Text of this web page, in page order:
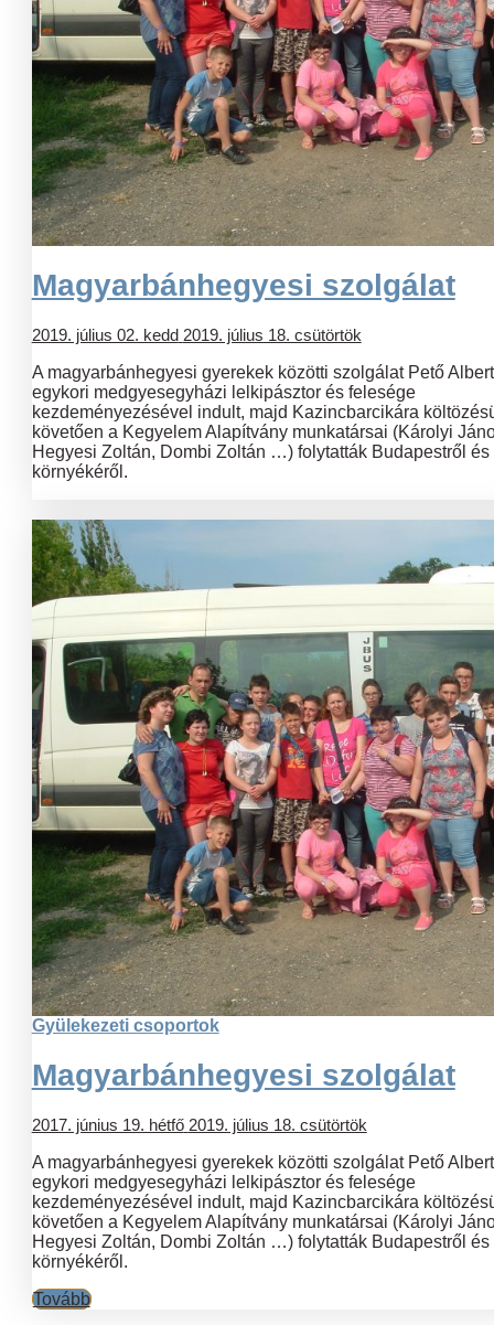
Magyarbánhegyesi szolgálat
2019. július 02. kedd 2019. július 18. csütörtök
A magyarbánhegyesi gyerekek közötti szolgálat Pető Albert
egykori medgyesegyházi lelkipásztor és felesége
kezdeményezésével indult, majd Kazincbarcikára
követően a Kegyelem Alapítvány munkatársai (Károlyi
Hegyesi Zoltán, Dombi Zoltán …) folytatták Budapestről és
környékéről.
Gyülekezeti csoportok
Magyarbánhegyesi szolgálat
2017. június 19. hétfő 2019. július 18. csütörtök
A magyarbánhegyesi gyerekek közötti szolgálat Pető Albert
egykori medgyesegyházi lelkipásztor és felesége
kezdeményezésével indult, majd Kazincbarcikára
követően a Kegyelem Alapítvány munkatársai (Károlyi
Hegyesi Zoltán, Dombi Zoltán …) folytatták Budapestről és
környékéről.
Tovább